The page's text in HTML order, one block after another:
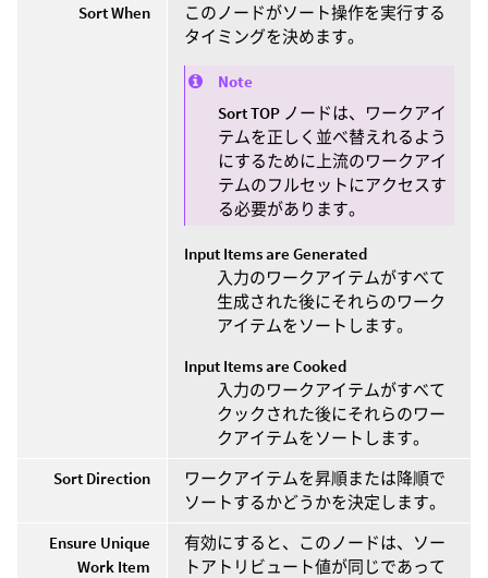
Sort When
このノードがソート操作を実行する
タイミングを決めます。
Note
Sort TOP ノードは、ワークアイ
テムを正しく並べ替えれるよう
にするために上流のワークアイ
テムのフルセットにアクセスす
る必要があります。
Input Items are Generated
入力のワークアイテムがすべて
生成された後にそれらのワーク
アイテムをソートします。
Input Items are Cooked
入力のワークアイテムがすべて
クックされた後にそれらのワー
クアイテムをソートします。
Sort Direction
ワークアイテムを昇順または降順で
ソートするかどうかを決定します。
Ensure Unique
Work Item
有効にすると、このノードは、ソー
トアトリビュート値が同じであって